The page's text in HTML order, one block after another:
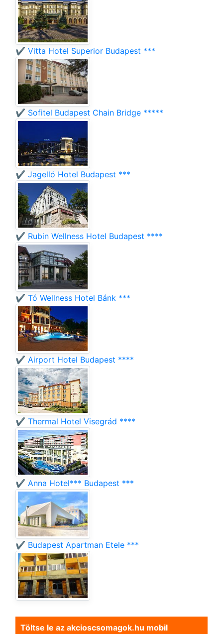
✔️ Vitta Hotel Superior Budapest ***
✔️ Sofitel Budapest Chain Bridge *****
✔️ Jagelló Hotel Budapest ***
✔️ Rubin Wellness Hotel Budapest ****
✔️ Tó Wellness Hotel Bánk ***
✔️ Airport Hotel Budapest ****
✔️ Thermal Hotel Visegrád ****
✔️ Anna Hotel*** Budapest ***
✔️ Budapest Apartman Etele ***
Töltse le az akcioscsomagok.hu mobil